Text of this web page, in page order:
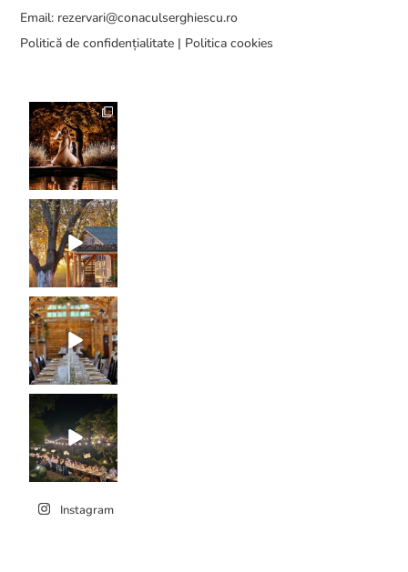
Email: rezervari@conaculserghiescu.ro
Politică de confidențialitate | Politica cookies
Instagram